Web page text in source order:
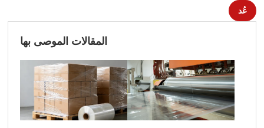
عُد
المقالات الموصى بها